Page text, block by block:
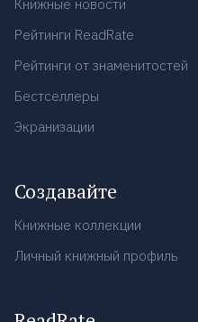
Книжные новости
Рейтинги ReadRate
Рейтинги от знаменитостей
Бестселлеры
Экранизации
Создавайте
Книжные коллекции
Личный книжный профиль